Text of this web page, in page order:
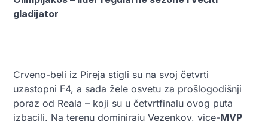
gladijator
Crveno-beli iz Pireja stigli su na svoj četvrti
uzastopni F4, a sada žele osvetu za prošlogodišnji
poraz od Reala – koji su u četvrtfinalu ovog puta
izbacili. Na terenu dominiraju Vezenkov, vice-MVP